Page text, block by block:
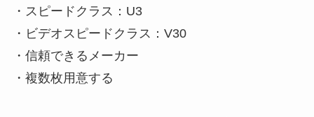
・スピードクラス：U3
・ビデオスピードクラス：V30
・信頼できるメーカー
・複数枚用意する